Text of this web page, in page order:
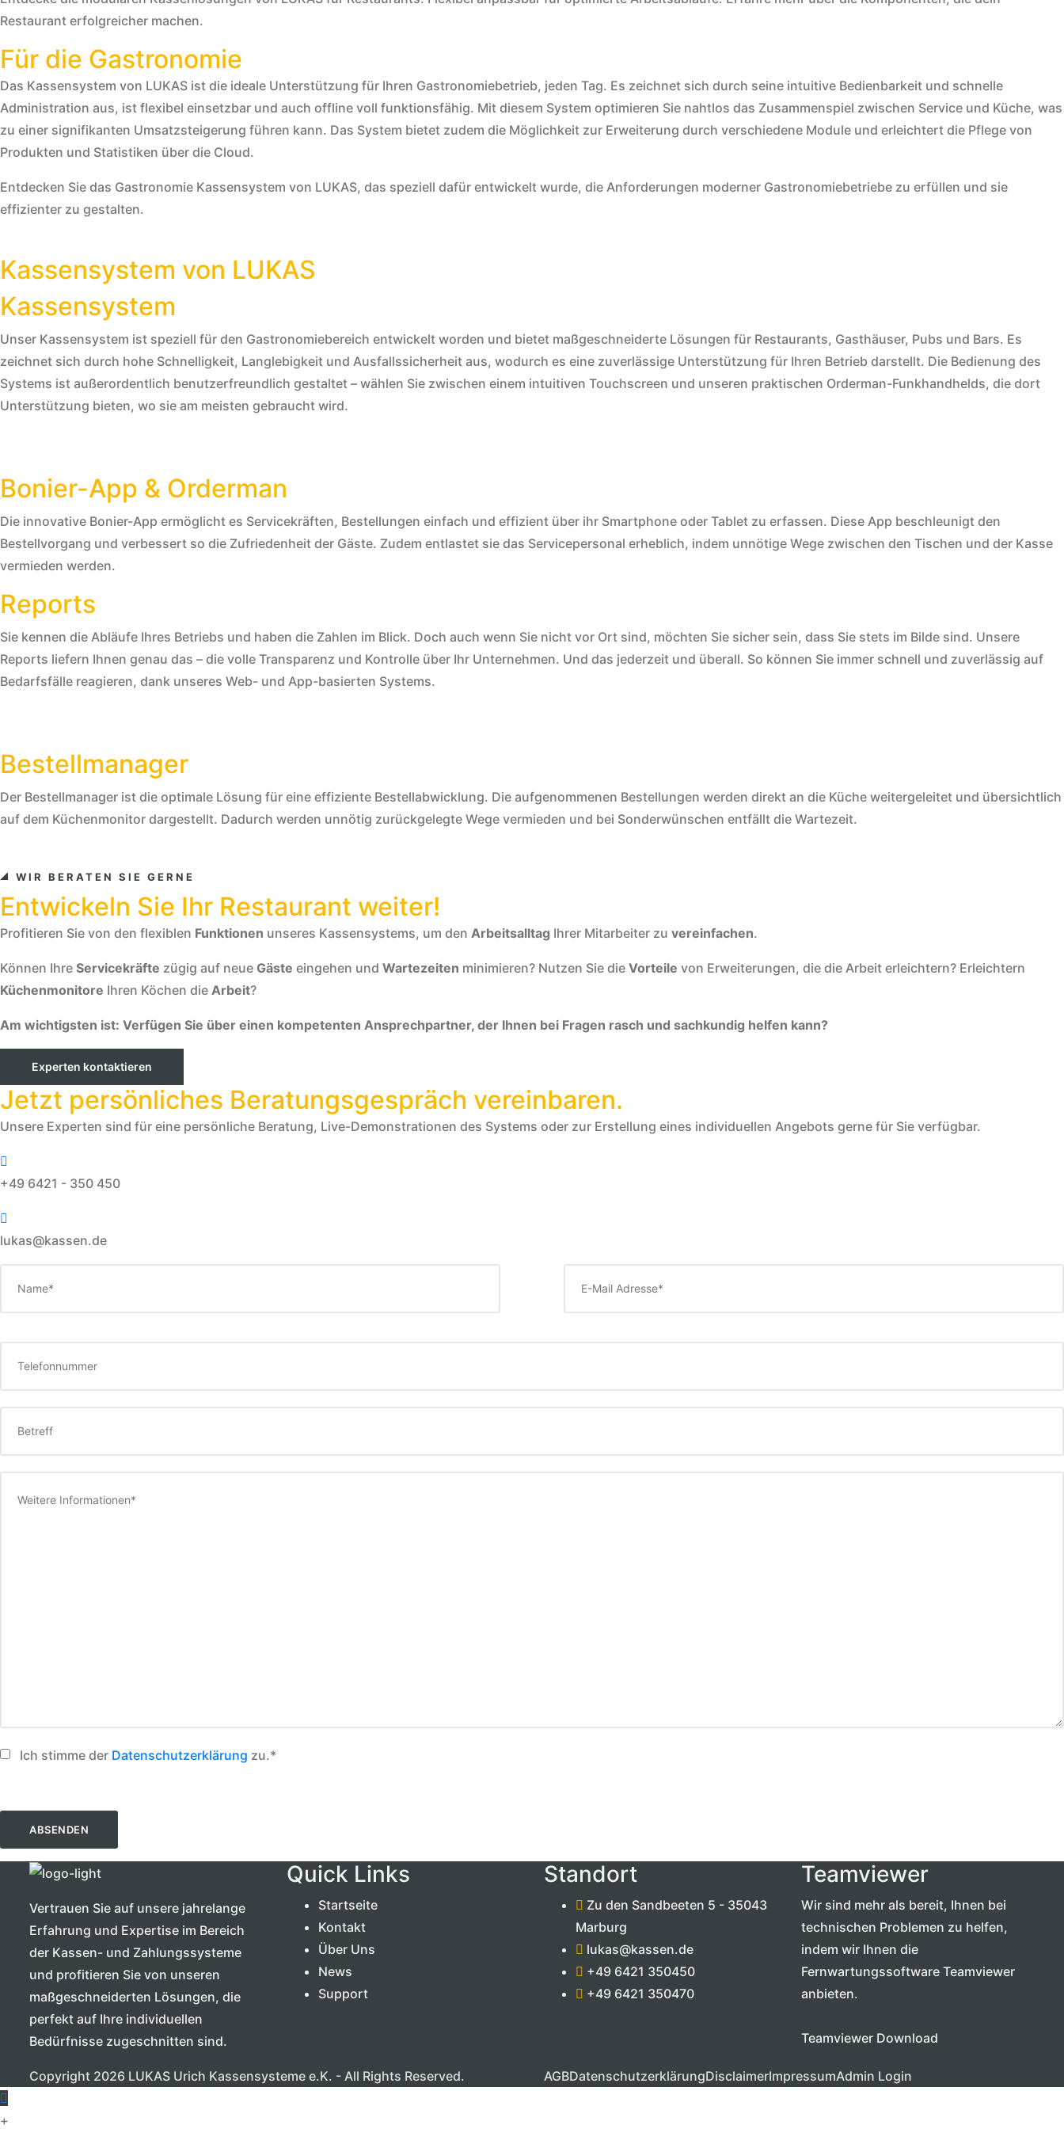
Restaurant erfolgreicher machen.
Für die Gastronomie
Das Kassensystem von LUKAS ist die ideale Unterstützung für Ihren Gastronomiebetrieb, jeden Tag. Es zeichnet sich durch seine intuitive Bedienbarkeit und schnelle
Administration aus, ist flexibel einsetzbar und auch offline voll funktionsfähig. Mit diesem System optimieren Sie nahtlos das Zusammenspiel zwischen Service und Küche, was
zu einer signifikanten Umsatzsteigerung führen kann. Das System bietet zudem die Möglichkeit zur Erweiterung durch verschiedene Module und erleichtert die Pflege von
Produkten und Statistiken über die Cloud.
Entdecken Sie das Gastronomie Kassensystem von LUKAS, das speziell dafür entwickelt wurde, die Anforderungen moderner Gastronomiebetriebe zu erfüllen und sie
effizienter zu gestalten.
Kassensystem von LUKAS
Kassensystem
Unser Kassensystem ist speziell für den Gastronomiebereich entwickelt worden und bietet maßgeschneiderte Lösungen für Restaurants, Gasthäuser, Pubs und Bars. Es
zeichnet sich durch hohe Schnelligkeit, Langlebigkeit und Ausfallssicherheit aus, wodurch es eine zuverlässige Unterstützung für Ihren Betrieb darstellt. Die Bedienung des
Systems ist außerordentlich benutzerfreundlich gestaltet – wählen Sie zwischen einem intuitiven Touchscreen und unseren praktischen Orderman-Funkhandhelds, die dort
Unterstützung bieten, wo sie am meisten gebraucht wird.
Bonier-App & Orderman
Die innovative Bonier-App ermöglicht es Servicekräften, Bestellungen einfach und effizient über ihr Smartphone oder Tablet zu erfassen. Diese App beschleunigt den
Bestellvorgang und verbessert so die Zufriedenheit der Gäste. Zudem entlastet sie das Servicepersonal erheblich, indem unnötige Wege zwischen den Tischen und der Kasse
vermieden werden.
Reports
Sie kennen die Abläufe Ihres Betriebs und haben die Zahlen im Blick. Doch auch wenn Sie nicht vor Ort sind, möchten Sie sicher sein, dass Sie stets im Bilde sind. Unsere
Reports liefern Ihnen genau das – die volle Transparenz und Kontrolle über Ihr Unternehmen. Und das jederzeit und überall. So können Sie immer schnell und zuverlässig auf
Bedarfsfälle reagieren, dank unseres Web- und App-basierten Systems.
Bestellmanager
Der Bestellmanager ist die optimale Lösung für eine effiziente Bestellabwicklung. Die aufgenommenen Bestellungen werden direkt an die Küche weitergeleitet und übersichtlich
auf dem Küchenmonitor dargestellt. Dadurch werden unnötig zurückgelegte Wege vermieden und bei Sonderwünschen entfällt die Wartezeit.
WIR BERATEN SIE GERNE
Entwickeln Sie Ihr Restaurant weiter!
Profitieren Sie von den flexiblen Funktionen unseres Kassensystems, um den Arbeitsalltag Ihrer Mitarbeiter zu vereinfachen.
Können Ihre Servicekräfte zügig auf neue Gäste eingehen und Wartezeiten minimieren? Nutzen Sie die Vorteile von Erweiterungen, die die Arbeit erleichtern? Erleichtern
Küchenmonitore Ihren Köchen die Arbeit?
Am wichtigsten ist: Verfügen Sie über einen kompetenten Ansprechpartner, der Ihnen bei Fragen rasch und sachkundig helfen kann?
Experten kontaktieren
Jetzt persönliches Beratungsgespräch vereinbaren.
Unsere Experten sind für eine persönliche Beratung, Live-Demonstrationen des Systems oder zur Erstellung eines individuellen Angebots gerne für Sie verfügbar.
+49 6421 - 350 450
lukas@kassen.de
Ich stimme der Datenschutz­erklärung zu.*
Vertrauen Sie auf unsere jahrelange
Erfahrung und Expertise im Bereich
der Kassen- und Zahlungssysteme
und profitieren Sie von unseren
maßgeschneiderten Lösungen, die
perfekt auf Ihre individuellen
Bedürfnisse zugeschnitten sind.
Quick Links
Startseite
Kontakt
Über Uns
News
Support
Standort
Zu den Sandbeeten 5 - 35043
Marburg
lukas@kassen.de
+49 6421 350450
+49 6421 350470
Teamviewer
Wir sind mehr als bereit, Ihnen bei
technischen Problemen zu helfen,
indem wir Ihnen die
Fernwartungssoftware Teamviewer
anbieten.
Teamviewer Download
Copyright 2026 LUKAS Urich Kassensysteme e.K. - All Rights Reserved. AGBDatenschutzerklärungDisclaimerImpressumAdmin Login
+